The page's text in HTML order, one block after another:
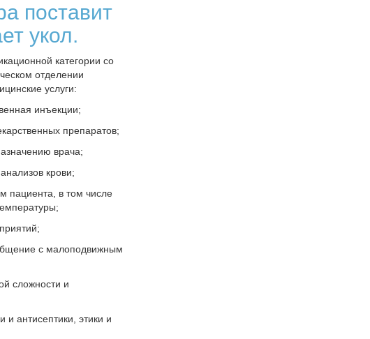
поставит
укол.
категории со
отделении
услуги:
инъекции;
препаратов;
врача;
крови;
пациента, в том числе
с малоподвижным
сложности и
антисептики, этики и